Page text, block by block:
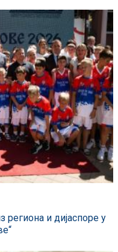
региона и дијаспоре у